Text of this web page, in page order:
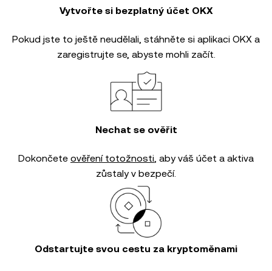
Vytvořte si bezplatný účet OKX
Pokud jste to ještě neudělali, stáhněte si aplikaci OKX a
zaregistrujte se, abyste mohli začít.
Nechat se ověřit
Dokončete ověření totožnosti, aby váš účet a aktiva
zůstaly v bezpečí.
Odstartujte svou cestu za kryptoměnami